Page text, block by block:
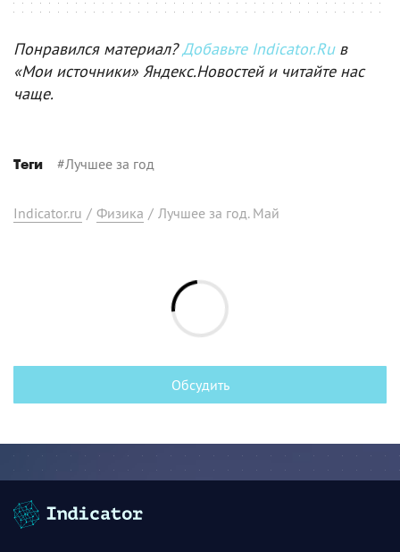
Понравился материал?Добавьте Indicator.Ruв
«Мои источники» Яндекс.Новостей и читайте нас
чаще.
Теги #Лучшее за год
Indicator.ru / Физика / Лучшее за год. Май
Обсудить